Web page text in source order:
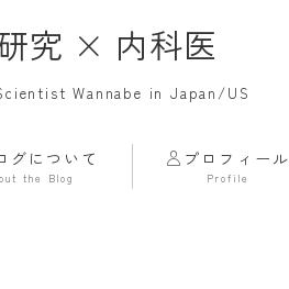
究 × 内科医
Wannabe in Japan/US
グについて
the Blog
プロフィール
Profile